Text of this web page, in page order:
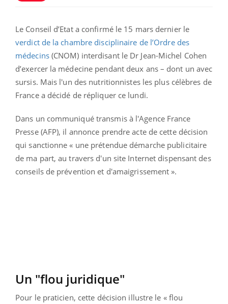
Le Conseil d’Etat a confirmé le 15 mars dernier le
verdict de la chambre disciplinaire de l’Ordre des
médecins(CNOM) interdisant le Dr Jean-Michel Cohen
d’exercer la médecine pendant deux ans – dont un avec
sursis. Mais l'un des nutritionnistes les plus célèbres de
France a décidé de répliquer ce lundi.
Dans un communiqué transmis à l'Agence France
Presse (AFP), il annonce prendre acte de cette décision
qui sanctionne « une prétendue démarche publicitaire
de ma part, au travers d'un site Internet dispensant des
conseils de prévention et d'amaigrissement ».
Un "flou juridique"
Pour le praticien, cette décision illustre le « flou